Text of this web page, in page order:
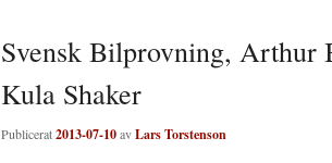
Svensk Bilprovning, Arthur
Kula Shaker
Publicerat2013-07-10avLars Torstenson